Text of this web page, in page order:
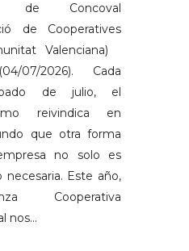
de Concoval
de Cooperatives
Valenciana)
07/2026). Cada
de julio, el
reivindica en
que otra forma
no solo es
necesaria. Este año,
Cooperativa
nos...